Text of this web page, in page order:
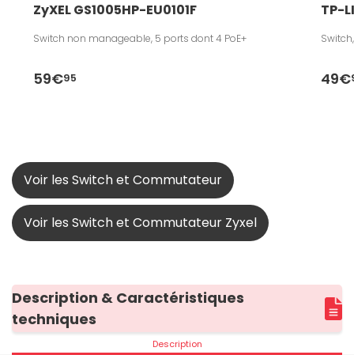
ZyXEL GS1005HP-EU0101F
Switch non manageable, 5 ports dont 4 PoE+
59€95
TP-
49€
Voir les Switch et Commutateur
Voir les Switch et Commutateur Zyxel
Description & Caractéristiques
techniques
Description